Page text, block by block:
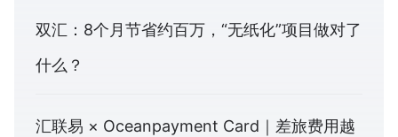
双汇：8个月节省约百万，“无纸化”项目做对了
什么？
汇联易 × Oceanpayment Card｜差旅费用越